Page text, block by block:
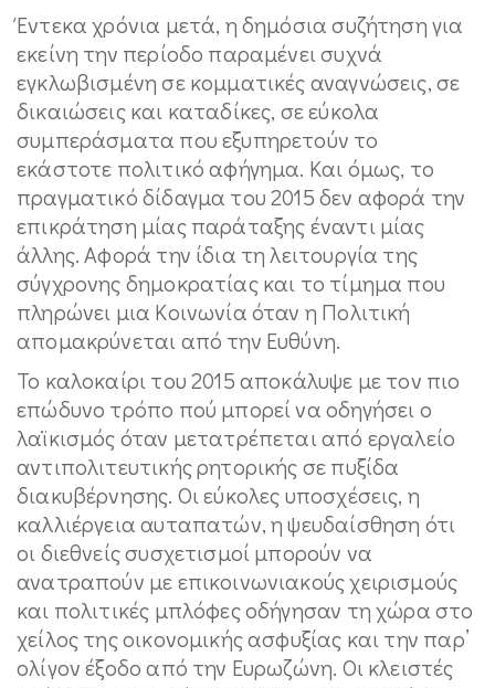
Έντεκα χρόνια μετά, η δημόσια συζήτηση για
εκείνη την περίοδο παραμένει συχνά
εγκλωβισμένη σε κομματικές αναγνώσεις, σε
δικαιώσεις και καταδίκες, σε εύκολα
συμπεράσματα που εξυπηρετούν το
εκάστοτε πολιτικό αφήγημα. Και όμως, το
πραγματικό δίδαγμα του 2015 δεν αφορά την
επικράτηση μίας παράταξης έναντι μίας
άλλης. Αφορά την ίδια τη λειτουργία της
σύγχρονης δημοκρατίας και το τίμημα που
πληρώνει μια Κοινωνία όταν η Πολιτική
απομακρύνεται από την Ευθύνη.
Το καλοκαίρι του 2015 αποκάλυψε με τον πιο
επώδυνο τρόπο πού μπορεί να οδηγήσει ο
λαϊκισμός όταν μετατρέπεται από εργαλείο
αντιπολιτευτικής ρητορικής σε πυξίδα
διακυβέρνησης. Οι εύκολες υποσχέσεις, η
καλλιέργεια αυταπατών, η ψευδαίσθηση ότι
οι διεθνείς συσχετισμοί μπορούν να
ανατραπούν με επικοινωνιακούς χειρισμούς
και πολιτικές μπλόφες οδήγησαν τη χώρα στο
χείλος της οικονομικής ασφυξίας και την παρ’
ολίγον έξοδο από την Ευρωζώνη. Οι κλειστές